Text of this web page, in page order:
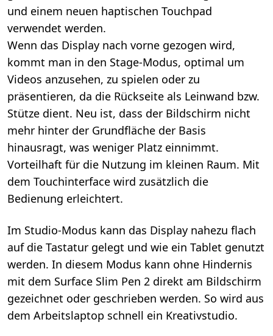
und einem neuen haptischen Touchpad
verwendet werden.
Wenn das Display nach vorne gezogen wird,
kommt man in den Stage-Modus, optimal um
Videos anzusehen, zu spielen oder zu
präsentieren, da die Rückseite als Leinwand bzw.
Stütze dient. Neu ist, dass der Bildschirm nicht
mehr hinter der Grundfläche der Basis
hinausragt, was weniger Platz einnimmt.
Vorteilhaft für die Nutzung im kleinen Raum. Mit
dem Touchinterface wird zusätzlich die
Bedienung erleichtert.
Im Studio-Modus kann das Display nahezu flach
auf die Tastatur gelegt und wie ein Tablet genutzt
werden. In diesem Modus kann ohne Hindernis
mit dem Surface Slim Pen 2 direkt am Bildschirm
gezeichnet oder geschrieben werden. So wird aus
dem Arbeitslaptop schnell ein Kreativstudio.